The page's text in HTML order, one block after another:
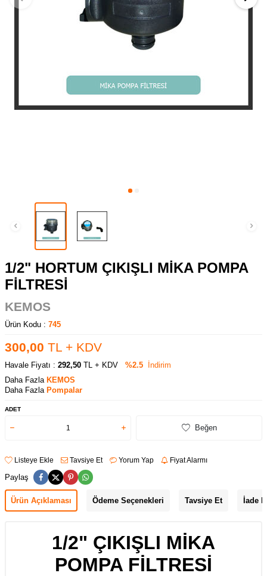
1/2" HORTUM ÇIKIŞLI MİKA POMPA
FİLTRESİ
KEMOS
Ürün Kodu : 745
300,00 TL + KDV
Havale Fiyatı : 292,50 TL + KDV %2.5 İndirim
Daha Fazla KEMOS
Daha Fazla Pompalar
ADET
Beğen
Listeye Ekle Tavsiye Et Yorum Yap Fiyat Alarmı
Paylaş
Ürün Açıklaması Ödeme Seçenekleri Tavsiye Et İade
1/2" ÇIKIŞLI MİKA
POMPA FİLTRESİ